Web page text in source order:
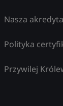
Nasza
Polityka
Przywilej